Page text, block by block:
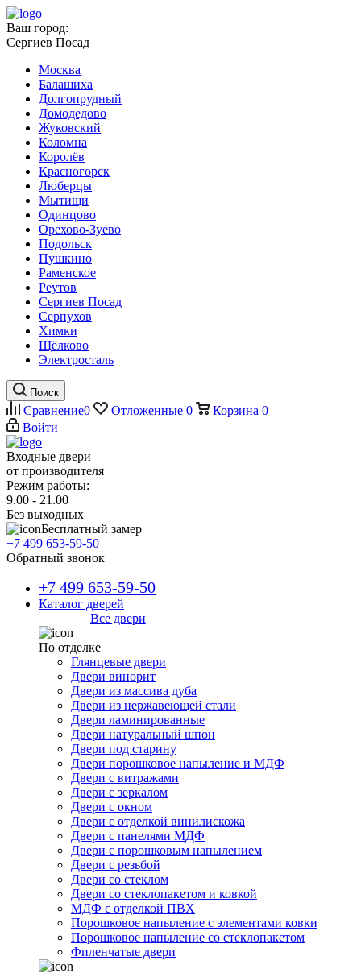
Ваш город:
Сергиев Посад
Москва
Балашиха
Долгопрудный
Домодедово
Жуковский
Коломна
Королёв
Красногорск
Люберцы
Мытищи
Одинцово
Орехово-Зуево
Подольск
Пушкино
Раменское
Реутов
Сергиев Посад
Серпухов
Химки
Щёлково
Электросталь
Поиск
Сравнение0 Отложенные 0 Корзина 0
Войти
Входные двери
от производителя
Режим работы:
9.00 - 21.00
Без выходных
Бесплатный замер
+7 499 653-59-50
Обратный звонок
+7 499 653-59-50
Каталог дверей
Все двери
По отделке
Глянцевые двери
Двери винорит
Двери из массива дуба
Двери из нержавеющей стали
Двери ламинированные
Двери натуральный шпон
Двери под старину
Двери порошковое напыление и МДФ
Двери с витражами
Двери с зеркалом
Двери с окном
Двери с отделкой винилискожа
Двери с панелями МДФ
Двери с порошковым напылением
Двери с резьбой
Двери со стеклом
Двери со стеклопакетом и ковкой
МДФ с отделкой ПВХ
Порошковое напыление с элементами ковки
Порошковое напыление со стеклопакетом
Филенчатые двери